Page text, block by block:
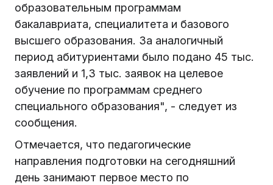
образовательным программам
бакалавриата, специалитета и базового
высшего образования. За аналогичный
период абитуриентами было подано 45 тыс.
заявлений и 1,3 тыс. заявок на целевое
обучение по программам среднего
специального образования", - следует из
сообщения.
Отмечается, что педагогические
направления подготовки на сегодняшний
день занимают первое место по